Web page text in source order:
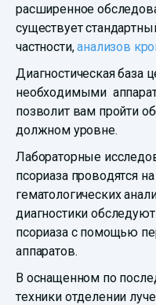
расширенное
существует
частности,анализов
Диагностическая
необходимыми
позволит вам пройти
должном уровне.
Лабораторные
псориаза проводятся
гематологических
диагностики
псориаза с помощью
аппаратов.
В оснащенном по
техники отделении